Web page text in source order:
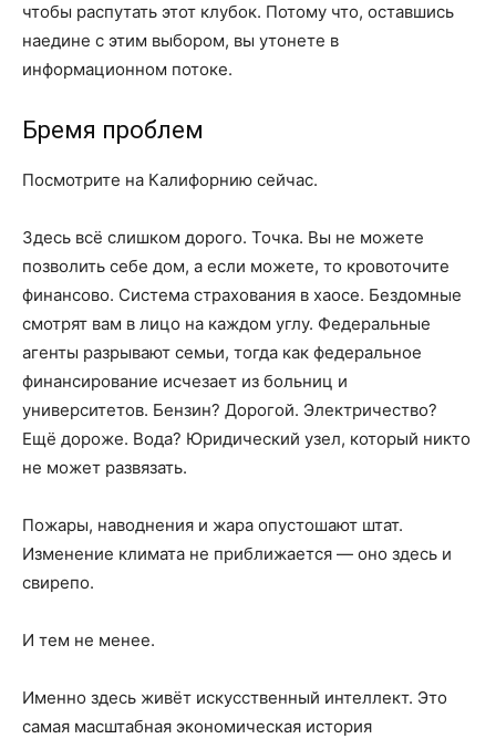
чтобы распутать этот клубок. Потому что, оставшись
наедине с этим выбором, вы утонете в
информационном потоке.
Бремя проблем
Посмотрите на Калифорнию сейчас.
Здесь всё слишком дорого. Точка. Вы не можете
позволить себе дом, а если можете, то кровоточите
финансово. Система страхования в хаосе. Бездомные
смотрят вам в лицо на каждом углу. Федеральные
агенты разрывают семьи, тогда как федеральное
финансирование исчезает из больниц и
университетов. Бензин? Дорогой. Электричество?
Ещё дороже. Вода? Юридический узел, который никто
не может развязать.
Пожары, наводнения и жара опустошают штат.
Изменение климата не приближается — оно здесь и
свирепо.
И тем не менее.
Именно здесь живёт искусственный интеллект. Это
самая масштабная экономическая история